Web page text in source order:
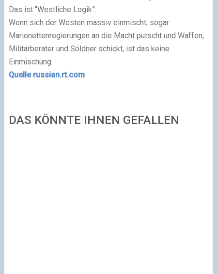
Das ist “Westliche Logik”:
Wenn sich der Westen massiv einmischt, sogar
Marionettenregierungen an die Macht putscht und Waffen,
Militärberater und Söldner schickt, ist das keine
Einmischung.
Quelle russian.rt.com
DAS KÖNNTE IHNEN GEFALLEN